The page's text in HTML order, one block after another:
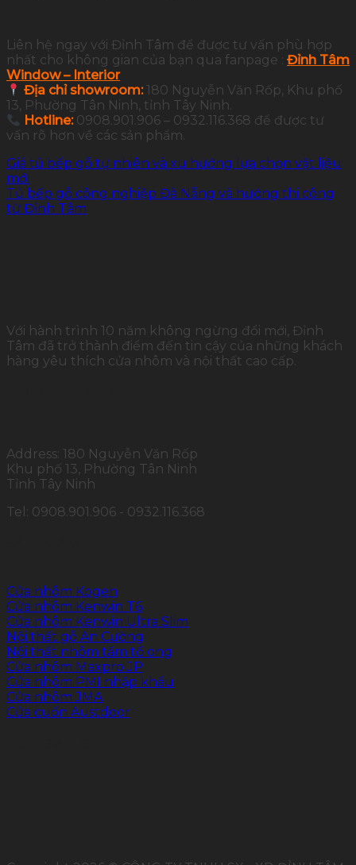
Liên hệ ngay với Đỉnh Tâm để được tư vấn phù hợp
nhất cho không gian của bạn qua fanpage : Đỉnh Tâm
Window – Interior
Địa chỉ showroom:180 Nguyễn Văn Rốp, Khu phố
13, Phường Tân Ninh, tỉnh Tây Ninh.
Hotline: 0908.901.906 – 0932.116.368 để được tư
vấn rõ hơn về các sản phẩm.
Giá tủ bếp gỗ tự nhiên và xu hướng lựa chọn vật liệu
mới
Tủ bếp gỗ công nghiệp Đà Nẵng và hướng thi công
từ Đỉnh Tâm
Với hành trình 10 năm không ngừng đổi mới, Đỉnh
Tâm đã trở thành điểm đến tin cậy của những khách
hàng yêu thích cửa nhôm và nội thất cao cấp.
Address: 180 Nguyễn Văn Rốp
Khu phố 13, Phường Tân Ninh
Tỉnh Tây Ninh
Tel: 0908.901.906 - 0932.116.368
Cửa nhôm Kogen
Cửa nhôm Kenwin T6
Cửa nhôm Kenwin Ultra Slim
Nội thất gỗ An Cường
Nội thất nhôm tấm tổ ong
Cửa nhôm Maxpro.JP
Cửa nhôm PMI nhập khẩu
Cửa nhôm JMA
Cửa cuốn Austdoor